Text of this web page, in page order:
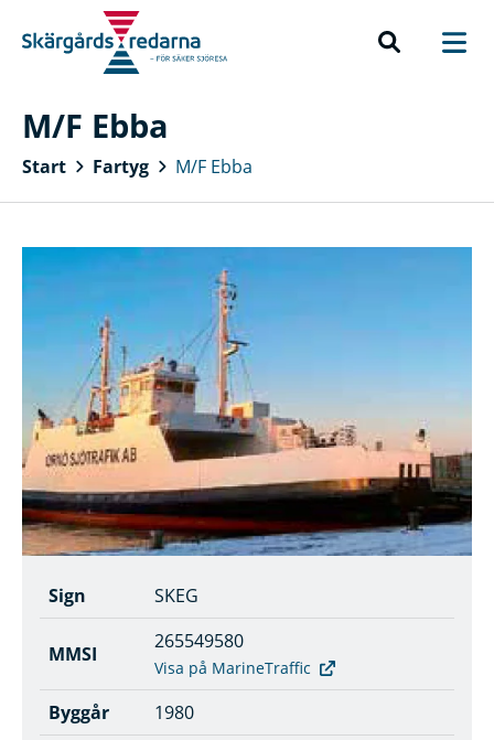
M/F Ebba
Start Fartyg M/F Ebba
Sign SKEG
MMSI
265549580
Visa på MarineTraffic
Byggår
1980